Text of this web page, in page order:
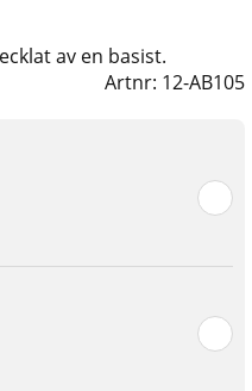
av en basist.
Artnr: 12-AB105